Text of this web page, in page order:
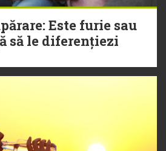
Este furie sau
să le diferențiezi